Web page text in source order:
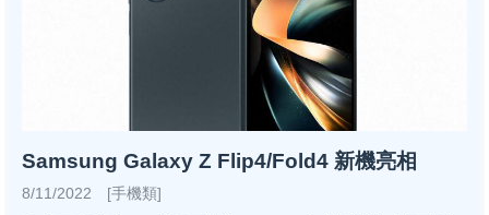
Samsung Galaxy Z Flip4/Fold4 新機亮相
8/11/2022 [手機類]